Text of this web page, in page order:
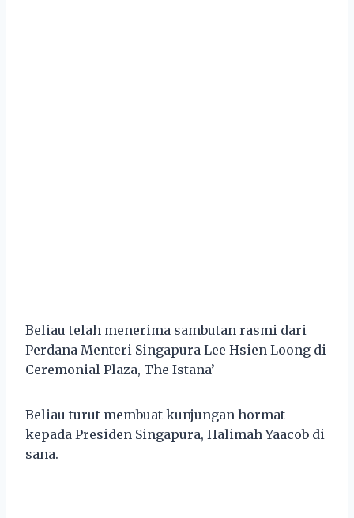
Beliau telah menerima sambutan rasmi dari
Perdana Menteri Singapura Lee Hsien Loong di
Ceremonial Plaza, The Istana’
Beliau turut membuat kunjungan hormat
kepada Presiden Singapura, Halimah Yaacob di
sana.